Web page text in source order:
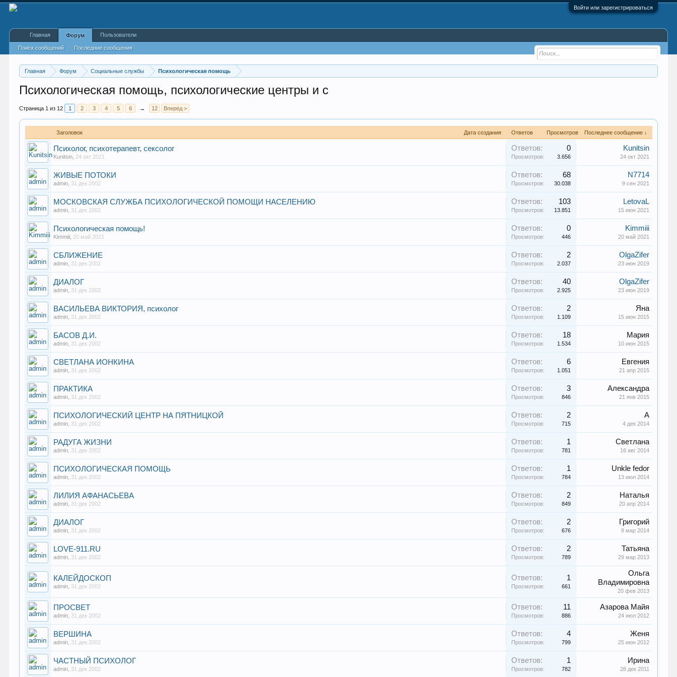
Войти или зарегистрироваться
Главная Форум Социальные службы Психологическая помощь
Психологическая помощь, психологические центры и с
Страница 1 из 12 1 2 3 4 5 6 → 12 Вперёд >
Заголовок Дата создания Ответов Просмотров Последнее сообщение ↓
Психолог, психотерапевт, сексолог
Kunitsin 24 окт 2021
Ответов: 0
Просмотров: 3.656
Kunitsin
24 окт 2021
ЖИВЫЕ ПОТОКИ
admin 31 дек 2002
Ответов: 68
Просмотров: 30.038
N7714
9 сен 2021
МОСКОВСКАЯ СЛУЖБА ПСИХОЛОГИЧЕСКОЙ ПОМОЩИ НАСЕЛЕНИЮ
admin 31 дек 2002
Ответов: 103
Просмотров: 13.851
LetovaL
15 июн 2021
Психологическая помощь!
Kimmiii 20 май 2021
Ответов: 0
Просмотров: 446
Kimmiii
20 май 2021
СБЛИЖЕНИЕ
admin 31 дек 2002
Ответов: 2
Просмотров: 2.037
OlgaZifer
23 июн 2019
ДИАЛОГ
admin 31 дек 2002
Ответов: 40
Просмотров: 2.925
OlgaZifer
23 июн 2019
ВАСИЛЬЕВА ВИКТОРИЯ, психолог
admin 31 дек 2002
Ответов: 2
Просмотров: 1.109
Яна
15 июн 2015
БАСОВ Д.И.
admin 31 дек 2002
Ответов: 18
Просмотров: 1.534
Мария
10 июн 2015
СВЕТЛАНА ИОНКИНА
admin 31 дек 2002
Ответов: 6
Просмотров: 1.051
Евгения
21 апр 2015
ПРАКТИКА
admin 31 дек 2002
Ответов: 3
Просмотров: 846
Александра
21 янв 2015
ПСИХОЛОГИЧЕСКИЙ ЦЕНТР НА ПЯТНИЦКОЙ
admin 31 дек 2002
Ответов: 2
Просмотров: 715
А
4 дек 2014
РАДУГА ЖИЗНИ
admin 31 дек 2002
Ответов: 1
Просмотров: 781
Светлана
16 авг 2014
ПСИХОЛОГИЧЕСКАЯ ПОМОЩЬ
admin 31 дек 2002
Ответов: 1
Просмотров: 784
Unkle fedor
13 июл 2014
ЛИЛИЯ АФАНАСЬЕВА
admin 31 дек 2002
Ответов: 2
Просмотров: 849
Наталья
20 апр 2014
ДИАЛОГ
admin 31 дек 2002
Ответов: 2
Просмотров: 676
Григорий
8 мар 2014
LOVE-911.RU
admin 31 дек 2002
Ответов: 2
Просмотров: 789
Татьяна
29 мар 2013
КАЛЕЙДОСКОП
admin 31 дек 2002
Ответов: 1
Просмотров: 661
Ольга
Владимировна
20 фев 2013
ПРОСВЕТ
admin 31 дек 2002
Ответов: 11
Просмотров: 886
Азарова Майя
24 июл 2012
ВЕРШИНА
admin 31 дек 2002
Ответов: 4
Просмотров: 799
Женя
25 июн 2012
ЧАСТНЫЙ ПСИХОЛОГ
admin 31 дек 2002
Ответов: 1
Просмотров: 782
Ирина
28 дек 2011
Главная Форум
Поиск сообщений Последние сообщения
Пользователи